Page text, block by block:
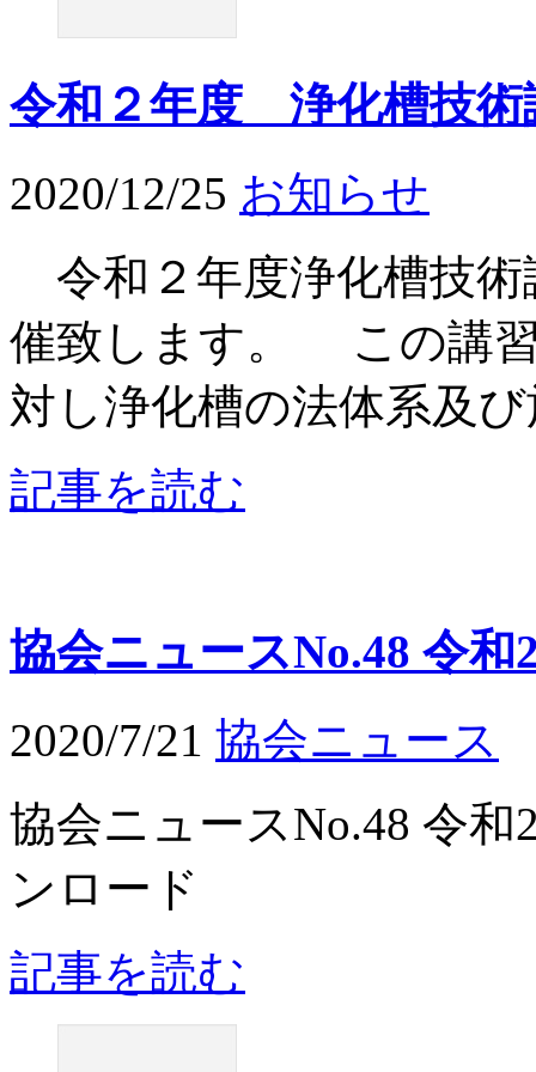
令和２年度 浄化槽技術
2020/12/25 お知らせ
令和２年度浄化槽技術
催致します。 この講習
対し浄化槽の法体系及
記事を読む
協会ニュースNo.48 令
2020/7/21 協会ニュース
協会ニュースNo.48 令和
ンロード
記事を読む